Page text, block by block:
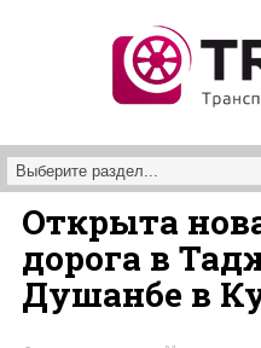
Открыта
дорога в
Душанбе в